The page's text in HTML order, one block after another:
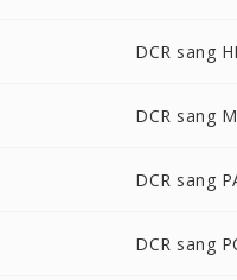
DCR sang
DCR sang
DCR sang
DCR sang